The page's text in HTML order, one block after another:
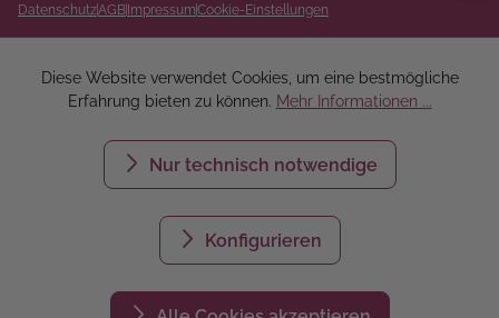
DatenschutzAGBImpressumCookie-Einstellungen
Diese Website verwendet Cookies, um eine bestmögliche
Erfahrung bieten zu können. Mehr Informationen ...
Nur technisch notwendige
Konfigurieren